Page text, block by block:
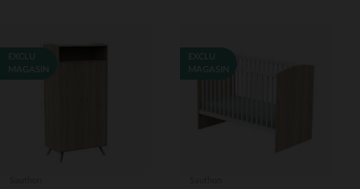
EXCLU
MAGASIN
EXCLU
MAGASIN